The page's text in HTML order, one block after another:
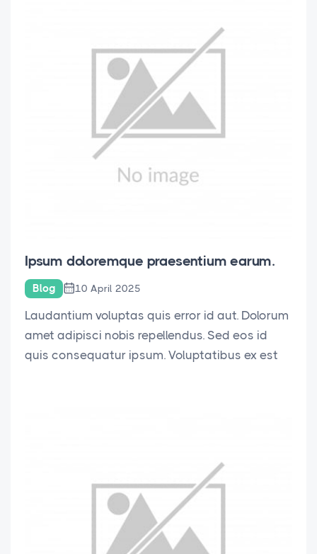
Ipsum doloremque praesentium earum.
Blog 10 April 2025
Laudantium voluptas quis error id aut. Dolorum
amet adipisci nobis repellendus. Sed eos id
quis consequatur ipsum. Voluptatibus ex est